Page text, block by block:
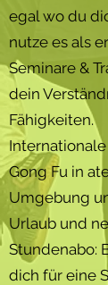
egal wo du
nutze es als
Seminare &
dein
Fähigkeiten.
Gong Fu in
Umgebung
Urlaub und
Stundenabo:
dich für eine